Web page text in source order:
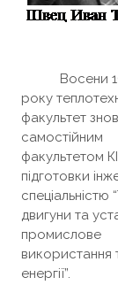
Восени
року
факультет
самостійним
факультетом
підготовки
спеціальністю
двигуни та
промислове
використання
енергії”.